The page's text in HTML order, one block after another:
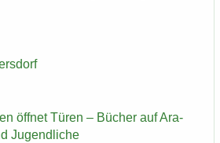
öff­net Türen – Bü­cher auf Ara­
Ju­gend­li­che